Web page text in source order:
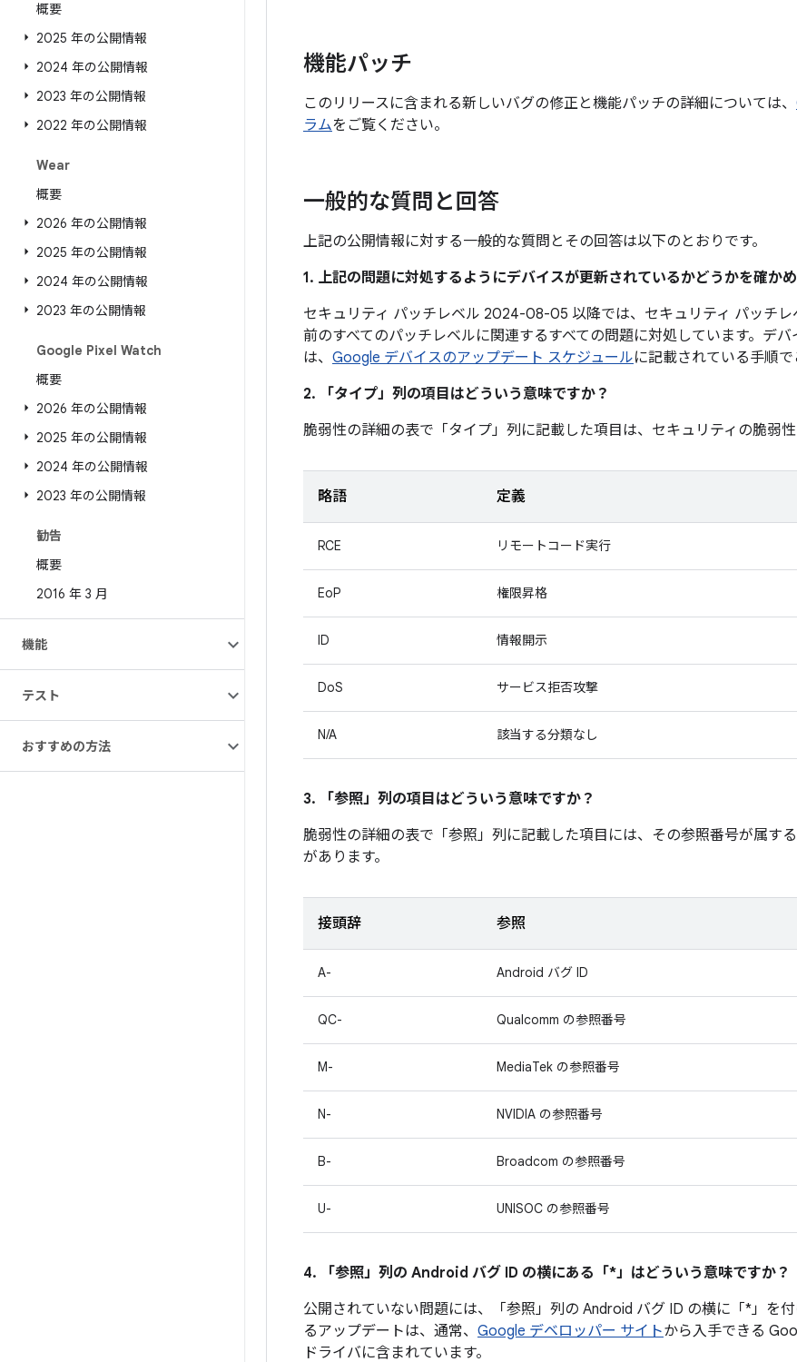
概要
2025 年の公開情報
2024 年の公開情報
2023 年の公開情報
2022 年の公開情報
Wear
概要
2026 年の公開情報
2025 年の公開情報
2024 年の公開情報
2023 年の公開情報
Google Pixel Watch
概要
2026 年の公開情報
2025 年の公開情報
2024 年の公開情報
2023 年の公開情報
勧告
概要
2016 年 3 月
機能
テスト
おすすめの方法
機能パッチ
このリリースに含まれる新しいバグの修正と機能パッチの詳細については、
ラムをご覧ください。
一般的な質問と回答
上記の公開情報に対する一般的な質問とその回答は以下のとおりです。
1. 上記の問題に対処するようにデバイスが更新されているかどうかを確か
セキュリティ パッチレベル 2024-08-05 以降では、セキュリティ パッチ
前のすべてのパッチレベルに関連するすべての問題に対処しています。デ
は、 Google デバイスのアップデート スケジュールに記載されている手順で
2. 「タイプ」 列の項目はどういう意味ですか？
脆弱性の詳細の表で「タイプ」 列に記載した項目は、セキュリティの脆弱性
略語 定義
RCE リモートコード実行
EoP 権限昇格
ID 情報開示
DoS サービス拒否攻撃
N/A 該当する分類なし
3. 「参照」 列の項目はどういう意味ですか？
脆弱性の詳細の表で「参照」 列に記載した項目には、その参照番号が属す
があります。
接頭辞 参照
A- Android バグ ID
QC- Qualcomm の参照番号
M- MediaTek の参照番号
N- NVIDIA の参照番号
B- Broadcom の参照番号
U- UNISOC の参照番号
4. 「参照」 列の Android バグ ID の横にある「*」はどういう意味ですか？
公開されていない問題には、「参照」列の Android バグ ID の横に「*」を
るアップデートは、通常、 Google デベロッパー サイトから入手できる
ドライバに含まれています。